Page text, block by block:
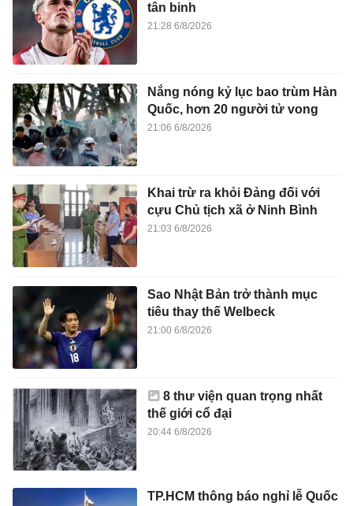
tân binh
21:28 6/8/2026
Nắng nóng kỷ lục bao trùm Hàn
Quốc, hơn 20 người tử vong
21:06 6/8/2026
Khai trừ ra khỏi Đảng đối với
cựu Chủ tịch xã ở Ninh Bình
21:03 6/8/2026
Sao Nhật Bản trở thành mục
tiêu thay thế Welbeck
21:00 6/8/2026
8 thư viện quan trọng nhất
thế giới cổ đại
20:44 6/8/2026
TP.HCM thông báo nghỉ lễ Quốc